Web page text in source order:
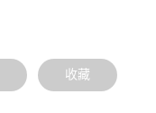
收藏